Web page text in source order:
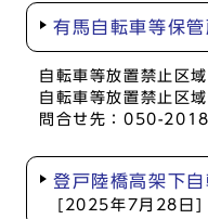
有馬自転車等保管
自転車等放置禁止区
自転車等放置禁止区
問合せ先：050-
登戸陸橋高架下
[2025年7月28日]